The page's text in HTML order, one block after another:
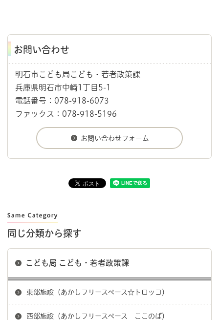
お問い合わせ
明石市こども局こども・若者政策課
兵庫県明石市中崎1丁目5-1
電話番号：078-918-6073
ファックス：078-918-5196
同じ分類から探す
こども局 こども・若者政策課
東部施設（あかしフリースペース☆トロッコ）
西部施設（あかしフリースペース ここのば）